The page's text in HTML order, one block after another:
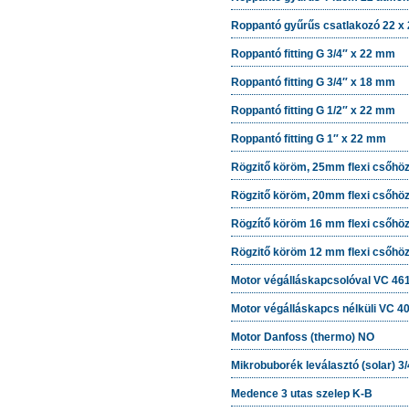
Roppantó gyűrűs csatlakozó 22 x
Roppantó fitting G 3/4″ x 22 mm
Roppantó fitting G 3/4″ x 18 mm
Roppantó fitting G 1/2″ x 22 mm
Roppantó fitting G 1″ x 22 mm
Rögzitő köröm, 25mm flexi csőhöz
Rögzitő köröm, 20mm flexi csőhöz
Rögzítő köröm 16 mm flexi csőhöz
Rögzitő köröm 12 mm flexi csőhöz
Motor végálláskapcsolóval VC
Motor végálláskapcs nélküli VC
Motor Danfoss (thermo) NO
Mikrobuborék leválasztó (solar)
Medence 3 utas szelep K-B